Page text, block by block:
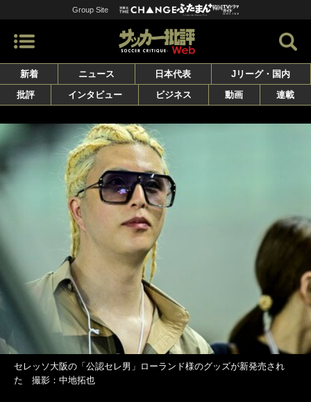
Group Site
新着 ニュース 日本代表
Jリーグ・国内
批評
インタビュー ビジネス 動画 連載
セレッソ大阪の「公認セレ男」ローランド様のグッズが新発売され
た 撮影：中地拓也